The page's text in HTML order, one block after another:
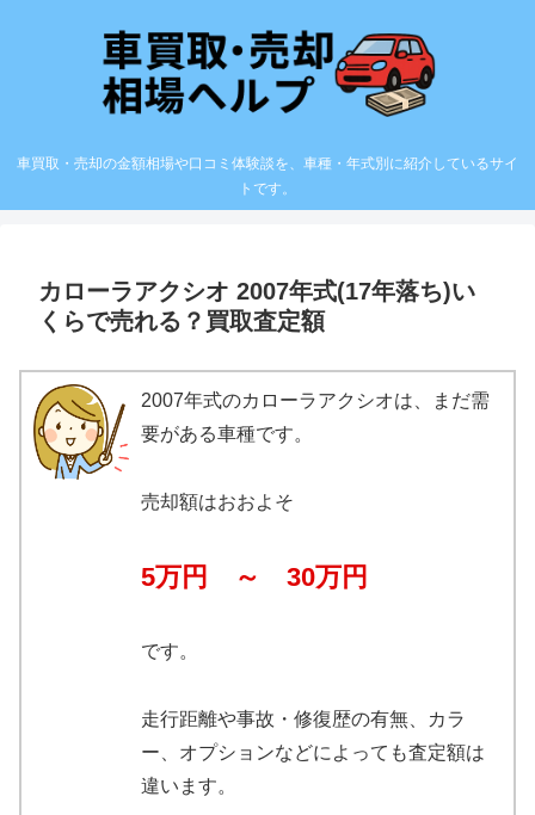
車買取・売却の金額相場や口コミ体験談を、車種・年式別に紹介しているサイ
トです。
カローラアクシオ 2007年式(17年落ち)い
くらで売れる？買取査定額
2007年式のカローラアクシオは、まだ需
要がある車種です。
売却額はおおよそ
5万円 ～ 30万円
です。
走行距離や事故・修復歴の有無、カラ
ー、オプションなどによっても査定額は
違います。